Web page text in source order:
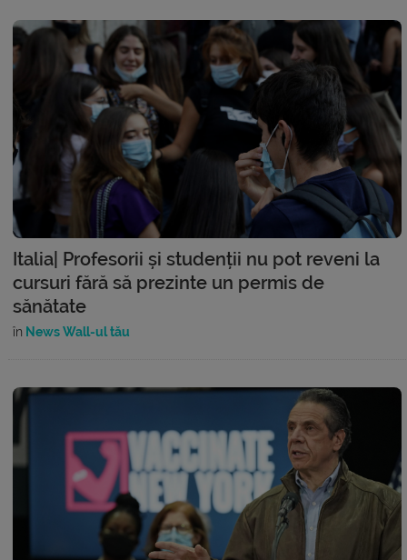
Italia| Profesorii și studenții nu pot reveni la
cursuri fără să prezinte un permis de
sănătate
în News Wall-ul tău